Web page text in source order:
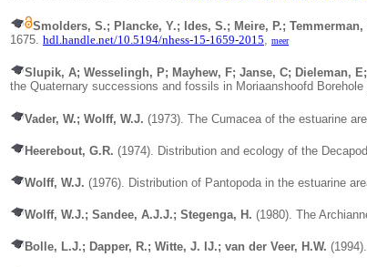
Smolders, S.; Plancke, Y.; Ides, S.; Meire, P.; Temmerman,
1675. hdl.handle.net/10.5194/nhess-15-1659-2015 meer
Slupik, A; Wesselingh, P; Mayhew, F; Janse, C; Dieleman,
the Quaternary successions and fossils in Moriaanshoofd Borehole
Vader, W.; Wolff, W.J. (1973). The Cumacea of the estuarine
Heerebout, G.R. (1974). Distribution and ecology of the
Wolff, W.J. (1976). Distribution of Pantopoda in the estuarine
Wolff, W.J.; Sandee, A.J.J.; Stegenga, H. (1980). The
Bolle, L.J.; Dapper, R.; Witte, J. IJ.; van der Veer, H.W. (1994).